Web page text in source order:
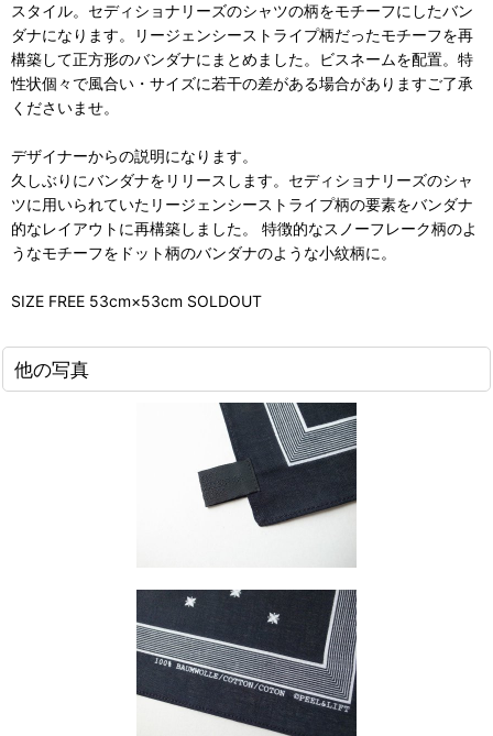
スタイル。セディショナリーズのシャツの柄をモチーフにしたバン
ダナになります。リージェンシーストライプ柄だったモチーフを再
構築して正方形のバンダナにまとめました。ビスネームを配置。特
性状個々で風合い・サイズに若干の差がある場合がありますご了承
くださいませ。
デザイナーからの説明になります。
久しぶりにバンダナをリリースします。セディショナリーズのシャ
ツに用いられていたリージェンシーストライプ柄の要素をバンダナ
的なレイアウトに再構築しました。 特徴的なスノーフレーク柄のよ
うなモチーフをドット柄のバンダナのような小紋柄に。
SIZE FREE 53cm×53cm SOLDOUT
他の写真